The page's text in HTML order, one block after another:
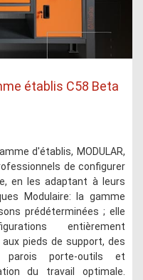
établis C58 Beta
d'établis, MODULAR,
de configurer
en les adaptant à leurs
Modulaire: la gamme
prédéterminées ; elle
entièrement
pieds de support, des
porte-outils et
du travail optimale.